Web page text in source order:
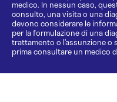
medico. In nessun caso,
consulto, una visita o una
devono considerare le
per la formulazione di una
trattamento o l’assunzione
prima consultare un medico